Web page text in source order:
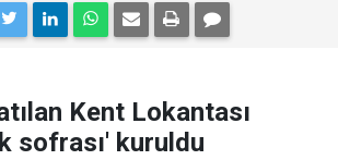
Kent Lokantası
sofrası' kuruldu